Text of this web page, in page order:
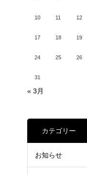
10 11 12
17 18 19
24 25 26
31
« 3月
カテゴリー
お知らせ